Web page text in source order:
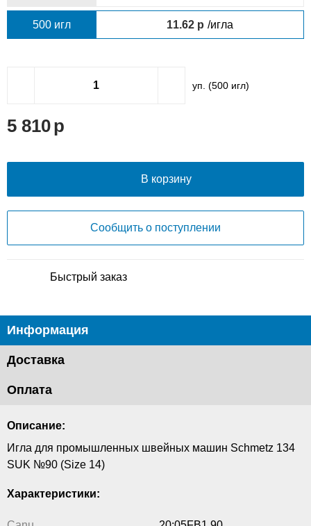
500 игл 11.62 /игла
уп. (500игл)
5 810
В корзину
Сообщить о поступлении
Быстрый заказ
Информация
Доставка
Оплата
Описание:
Игла для промышленных швейных машин Schmetz 134
SUK №90 (Size 14)
Характеристики: